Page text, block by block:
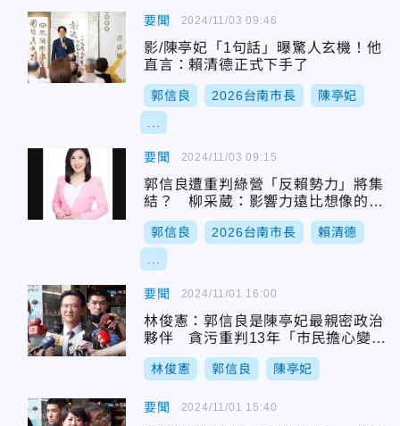
要聞
影/陳亭妃「1句話」曝驚人玄機！他
直言：賴清德正式下手了
郭信良 2026台南市長 陳亭妃
2024/11/03 09:46
要聞
郭信良遭重判綠營「反賴勢力」將集
結？ 柳采葳：影響力遠比想像的更
大
郭信良 2026台南市長 賴清德
2024/11/03 09:15
要聞
林俊憲：郭信良是陳亭妃最親密政治
夥伴 貪污重判13年「市民擔心變地
下市長」
林俊憲 郭信良 陳亭妃
2024/11/01 16:00
要聞 2024/11/01 15:40